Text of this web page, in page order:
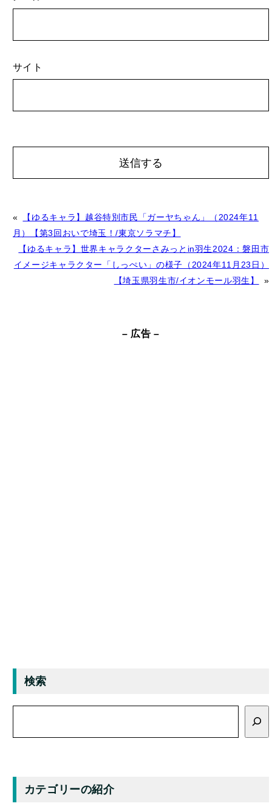
サイト
«
【ゆるキャラ】越谷特別市民「ガーヤちゃん」（2024年11
月）【第3回おいで埼玉！/東京ソラマチ】
【ゆるキャラ】世界キャラクターさみっとin羽生2024：磐田市
イメージキャラクター「しっぺい」の様子（2024年11月23日）
【埼玉県羽生市/イオンモール羽生】
»
– 広告 –
検索
カテゴリーの紹介